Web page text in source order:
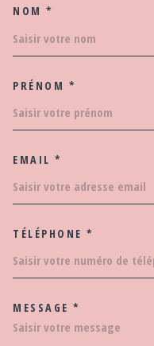
NOM *
PRÉNOM *
EMAIL *
TÉLÉPHONE *
MESSAGE *